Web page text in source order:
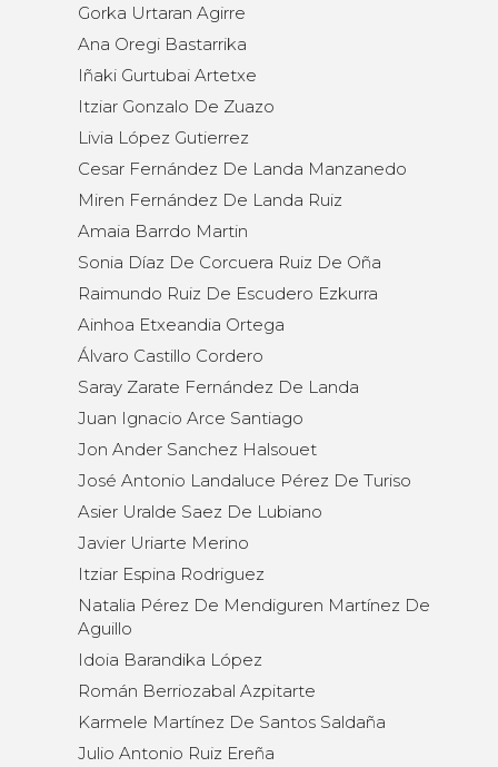
Gorka Urtaran Agirre
Ana Oregi Bastarrika
Iñaki Gurtubai Artetxe
Itziar Gonzalo De Zuazo
Livia López Gutierrez
Cesar Fernández De Landa Manzanedo
Miren Fernández De Landa Ruiz
Amaia Barrdo Martin
Sonia Díaz De Corcuera Ruiz De Oña
Raimundo Ruiz De Escudero Ezkurra
Ainhoa Etxeandia Ortega
Álvaro Castillo Cordero
Saray Zarate Fernández De Landa
Juan Ignacio Arce Santiago
Jon Ander Sanchez Halsouet
José Antonio Landaluce Pérez De Turiso
Asier Uralde Saez De Lubiano
Javier Uriarte Merino
Itziar Espina Rodriguez
Natalia Pérez De Mendiguren Martínez De
Aguillo
Idoia Barandika López
Román Berriozabal Azpitarte
Karmele Martínez De Santos Saldaña
Julio Antonio Ruiz Ereña